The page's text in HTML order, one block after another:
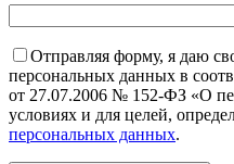
Отправляя форму, я даю
персональных данных в
от 27.07.2006 № 152-ФЗ «О
условиях и для целей,
персональных данных.